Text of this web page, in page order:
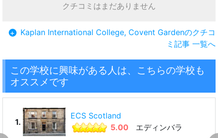
クチコミはまだありません
+ Kaplan International College, Covent Gardenのクチコ
ミ記事 一覧へ
この学校に興味がある人は、こちらの学校も
オススメです
1.
ECS Scotland
5.00
エディンバラ